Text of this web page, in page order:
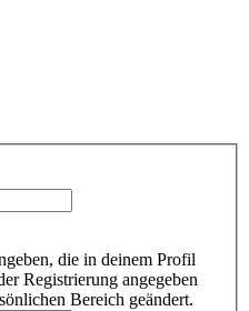
die in deinem Profil
Registrierung angegeben
Bereich geändert.